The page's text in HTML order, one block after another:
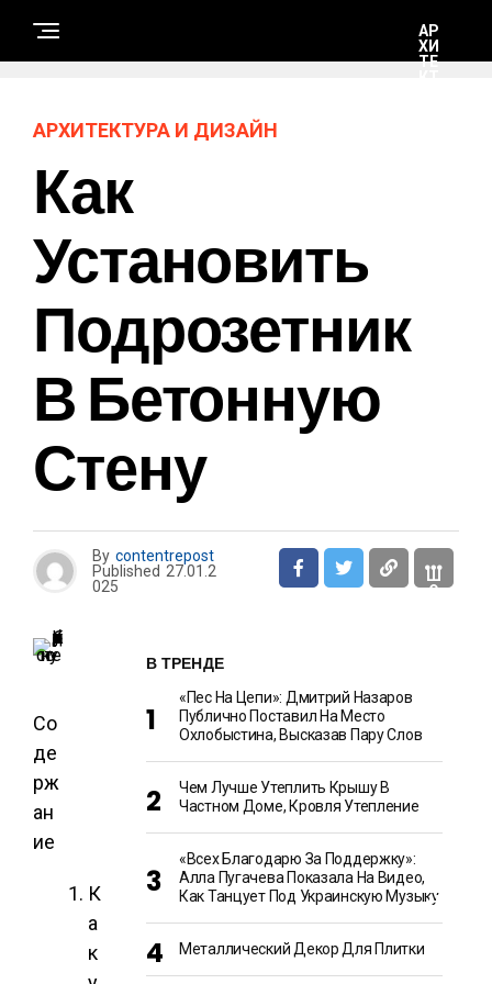
АР
ХИ
ТЕ
Ш
О
Н
АРХИТЕКТУРА И ДИЗАЙН
Как
Установить
Подрозетник
В Бетонную
Стену
By contentrepost
Published 27.01.2
025
Со
де
рж
ан
ие
К
а
к
В ТРЕНДЕ
«Пес На Цепи»: Дмитрий Назаров
Публично Поставил На Место
Охлобыстина, Высказав Пару Слов
Чем Лучше Утеплить Крышу В
Частном Доме, Кровля Утепление
«Всех Благодарю За Поддержку»:
Алла Пугачева Показала На Видео,
Как Танцует Под Украинскую Музыку
Металлический Декор Для Плитки